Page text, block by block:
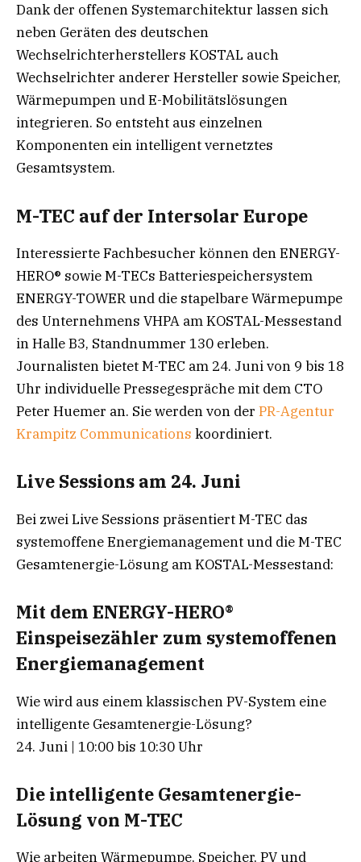
Dank der offenen Systemarchitektur lassen sich
neben Geräten des deutschen
Wechselrichterherstellers KOSTAL auch
Wechselrichter anderer Hersteller sowie Speicher,
Wärmepumpen und E-Mobilitätslösungen
integrieren. So entsteht aus einzelnen
Komponenten ein intelligent vernetztes
Gesamtsystem.
M-TEC auf der Intersolar Europe
Interessierte Fachbesucher können den ENERGY-
HERO® sowie M-TECs Batteriespeichersystem
ENERGY-TOWER und die stapelbare Wärmepumpe
des Unternehmens VHPA am KOSTAL-Messestand
in Halle B3, Standnummer 130 erleben.
Journalisten bietet M-TEC am 24. Juni von 9 bis 18
Uhr individuelle Pressegespräche mit dem CTO
Peter Huemer an. Sie werden von der PR-Agentur
Krampitz Communications koordiniert.
Live Sessions am 24. Juni
Bei zwei Live Sessions präsentiert M-TEC das
systemoffene Energiemanagement und die M-TEC
Gesamtenergie-Lösung am KOSTAL-Messestand:
Mit dem ENERGY-HERO®
Einspeisezähler zum systemoffenen
Energiemanagement
Wie wird aus einem klassischen PV-System eine
intelligente Gesamtenergie-Lösung?
24. Juni | 10:00 bis 10:30 Uhr
Die intelligente Gesamtenergie-
Lösung von M-TEC
Wie arbeiten Wärmepumpe, Speicher, PV und